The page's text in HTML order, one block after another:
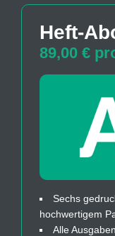
Heft-
89,00 €
Sechs
hochwertigem
Alle